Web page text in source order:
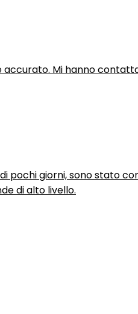
Mi hanno
pochi giorni, sono stato
di alto livello.